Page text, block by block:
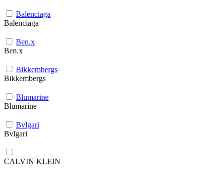
Balenciaga
Balenciaga
Ben.x
Ben.x
Bikkembergs
Bikkembergs
Blumarine
Blumarine
Bvlgari
Bvlgari
CALVIN KLEIN